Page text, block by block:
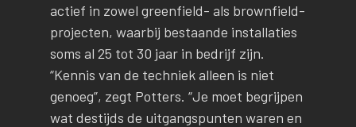
actief in zowel greenfield- als brownfield-
projecten, waarbij bestaande installaties
soms al 25 tot 30 jaar in bedrijf zijn.
“Kennis van de techniek alleen is niet
genoeg”, zegt Potters. “Je moet begrijpen
wat destijds de uitgangspunten waren en